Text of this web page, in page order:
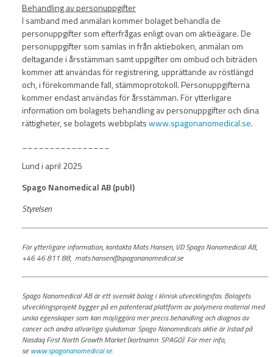
Behandling av personuppgifter
I samband med anmälan kommer bolaget behandla de
personuppgifter som efterfrågas enligt ovan om aktieägare. De
personuppgifter som samlas in från aktieboken, anmälan om
deltagande i årsstämman samt uppgifter om ombud och biträden
kommer att användas för registrering, upprättande av röstlängd
och, i förekommande fall, stämmoprotokoll. Personuppgifterna
kommer endast användas för årsstämman. För ytterligare
information om bolagets behandling av personuppgifter och dina
rättigheter, se bolagets webbplatswww.spagonanomedical.se.
Lund i april 2025
Spago Nanomedical AB (publ)
Styrelsen
För ytterligare information, kontakta Mats Hansen, VD Spago Nanomedical AB,
+46 46 811 88, mats.hansen@spagonanomedical.se
Spago Nanomedical AB är ett svenskt bolag i klinisk utvecklingsfas. Bolagets
utvecklingsprojekt bygger på en patenterad plattform av polymera material med
unika egenskaper som kan möjliggöra mer precis behandling och diagnos av
cancer och andra allvarliga sjukdomar. Spago Nanomedicals aktie är listad på
Nasdaq First North Growth Market (kortnamn: SPAGO). För mer info,
sewww.spagonanomedical.se.